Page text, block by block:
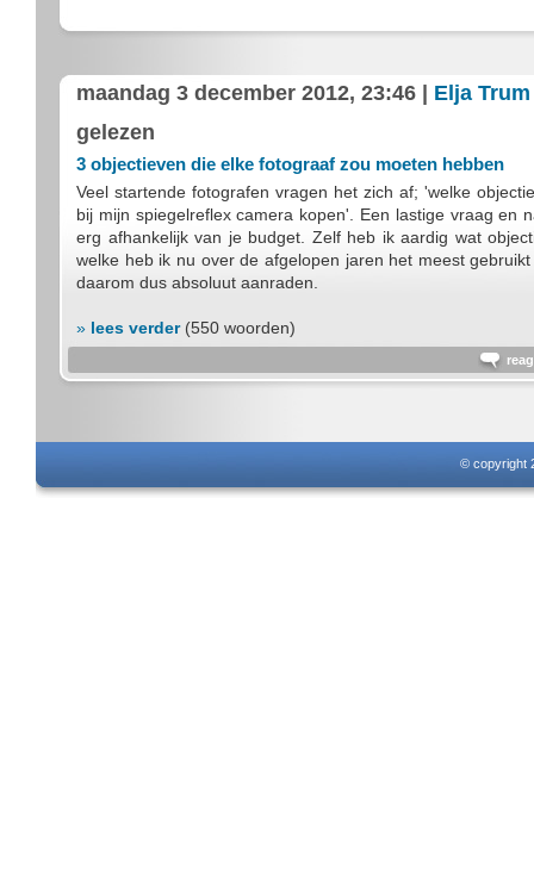
maandag 3 december 2012, 23:46 | Elja Trum
gelezen
3 objectieven die elke fotograaf zou moeten hebben
Veel startende fotografen vragen het zich af; 'welke
bij mijn spiegelreflex camera kopen'. Een lastige vraag en
erg afhankelijk van je budget. Zelf heb ik aardig wat
welke heb ik nu over de afgelopen jaren het meest
daarom dus absoluut aanraden.
» lees verder(550 woorden)
© copyright